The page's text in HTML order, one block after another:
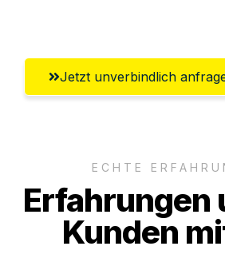
Jetzt unverbindlich
ECHTE
Erfahrungen
Kunden